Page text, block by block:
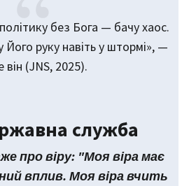
без Бога — бачу хаос.
Його руку навіть у штормі», —
він (JNS, 2025).
служба
про віру: "Моя віра має
вплив. Моя віра вчить